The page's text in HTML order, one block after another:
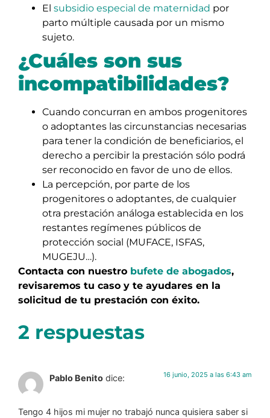
El subsidio especial de maternidad por
parto múltiple causada por un mismo
sujeto.
¿Cuáles son sus
incompatibilidades?
Cuando concurran en ambos progenitores
o adoptantes las circunstancias necesarias
para tener la condición de beneficiarios, el
derecho a percibir la prestación sólo podrá
ser reconocido en favor de uno de ellos.
La percepción, por parte de los
progenitores o adoptantes, de cualquier
otra prestación análoga establecida en los
restantes regímenes públicos de
protección social (MUFACE, ISFAS,
MUGEJU…).
Contacta con nuestro bufete de abogados,
revisaremos tu caso y te ayudares en la
solicitud de tu prestación con éxito.
2 respuestas
Pablo Benito dice: 16 junio, 2025 a las 6:43 am
Tengo 4 hijos mi mujer no trabajó nunca quisiera saber si